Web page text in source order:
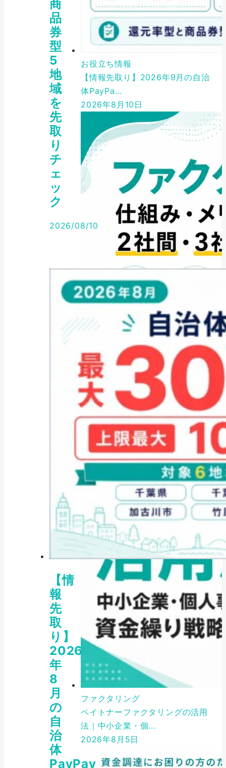
商
品
券
型
5
地
域
を
先
取
り
チ
ェ
ッ
ク
2026/08/10
【情
報
先
取
り】
2026
年
8
月
の
自
治
体
PayPay
お役立ち情報
【情報先取り】2026年9月の自治
体PayPa...
2026年8月10日
ファクタリング
ファクタリングとは？仕組み・メ
リット・注意点と...
2026年8月6日
ファクタリング
ペイトナーファクタリングの活用
法｜中小企業・個...
2026年8月5日